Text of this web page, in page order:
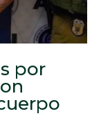
por